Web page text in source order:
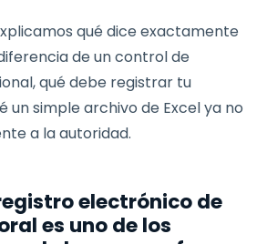
qué dice exactamente
de un control de
qué debe registrar tu
un simple archivo de Excel ya no
a la autoridad.
electrónico de
es uno de los